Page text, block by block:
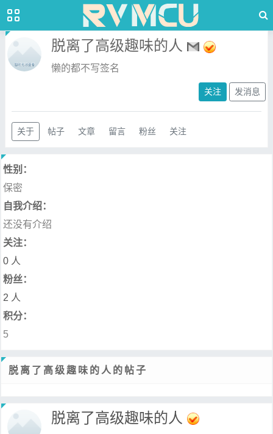
脱离了高级趣味的人
懒的都不写签名
关注 发消息
关于 帖子 文章 留言 粉丝 关注
性别：
保密
自我介绍：
还没有介绍
关注：
0 人
粉丝：
2 人
积分：
5
脱离了高级趣味的人的帖子
脱离了高级趣味的人